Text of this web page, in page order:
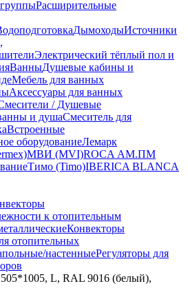
Расширительные
ДымоходыИсточники
Электрический тёплый пол и
ВанныДушевые кабины и
Мебель для ванных
Аксессуары для ванных
/ Душевые
и душаСмеситель для
Встроенные
оборудованиеЛемарк
МВИ (MVI)ROCA АМ.ПМ
Тимо (Timo)IBERICA BLANCA
к отопительным
Конвекторы
отопительных
настенныеРегуляторы для
L, RAL 9016 (белый),